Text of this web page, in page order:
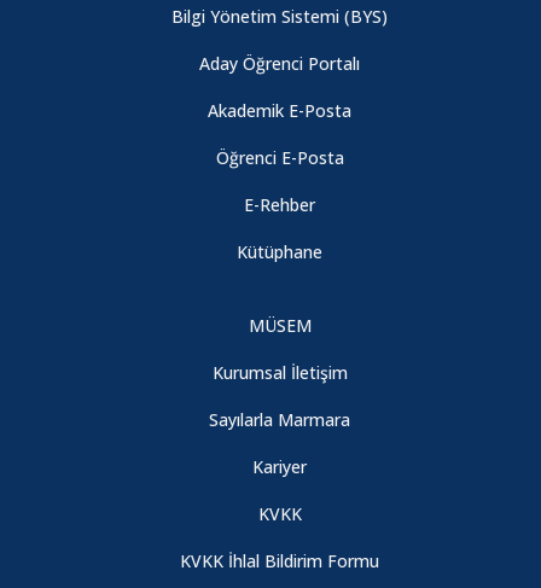
Bilgi Yönetim Sistemi (BYS)
Aday Öğrenci Portalı
Akademik E-Posta
Öğrenci E-Posta
E-Rehber
Kütüphane
MÜSEM
Kurumsal İletişim
Sayılarla Marmara
Kariyer
KVKK
KVKK İhlal Bildirim Formu